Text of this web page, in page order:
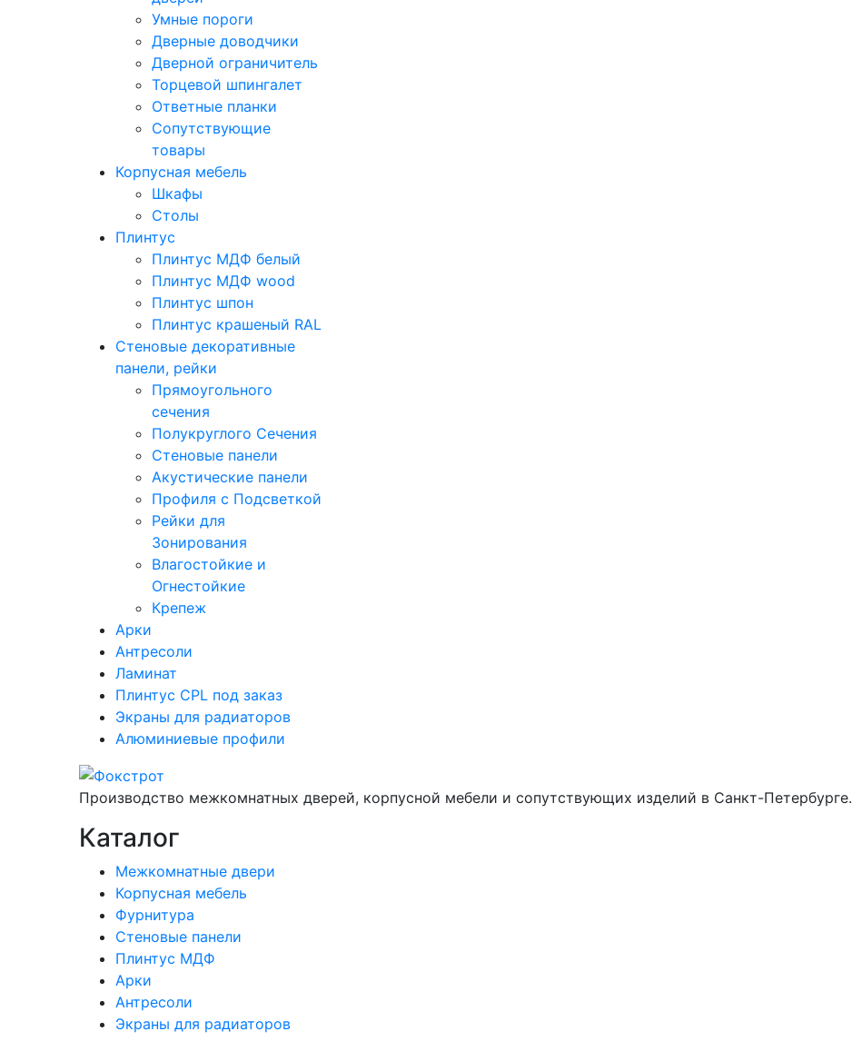
Умные пороги
Дверные доводчики
Дверной ограничитель
Торцевой шпингалет
Ответные планки
Сопутствующие
товары
Корпусная мебель
Шкафы
Столы
Плинтус
Плинтус МДФ белый
Плинтус МДФ wood
Плинтус шпон
Плинтус крашеный RAL
Стеновые декоративные
панели, рейки
Прямоугольного
сечения
Полукруглого Сечения
Стеновые панели
Акустические панели
Профиля с Подсветкой
Рейки для
Зонирования
Влагостойкие и
Огнестойкие
Крепеж
Арки
Антресоли
Ламинат
Плинтус CPL под заказ
Экраны для радиаторов
Алюминиевые профили
Производство межкомнатных дверей, корпусной мебели и сопутствующих изделий в Санкт-Петербурге.
Каталог
Межкомнатные двери
Корпусная мебель
Фурнитура
Стеновые панели
Плинтус МДФ
Арки
Антресоли
Экраны для радиаторов